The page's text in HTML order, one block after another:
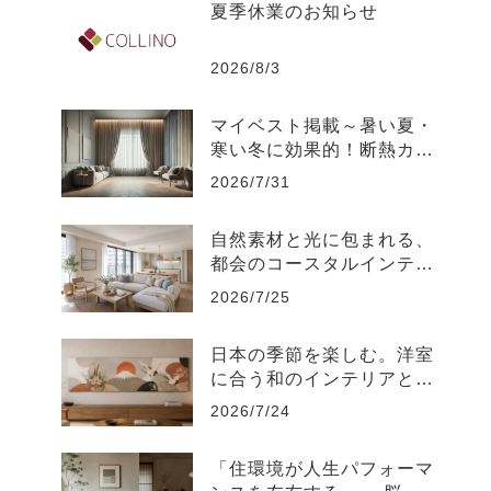
夏季休業のお知らせ
2026/8/3
マイベスト掲載～暑い夏・
寒い冬に効果的！断熱カー
テンのおすすめ人気ランキ
2026/7/31
自然素材と光に包まれる、
都会のコースタルインテリ
ア-江東区
2026/7/25
日本の季節を楽しむ。洋室
に合う和のインテリアと飾
り方
2026/7/24
「住環境が人生パフォーマ